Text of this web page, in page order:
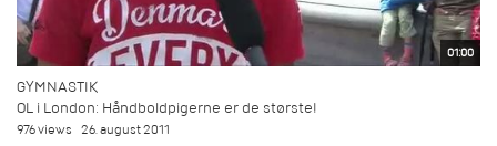
01:00
GYMNASTIK
OL i London: Håndboldpigerne er de største!
976 views 26. august 2011